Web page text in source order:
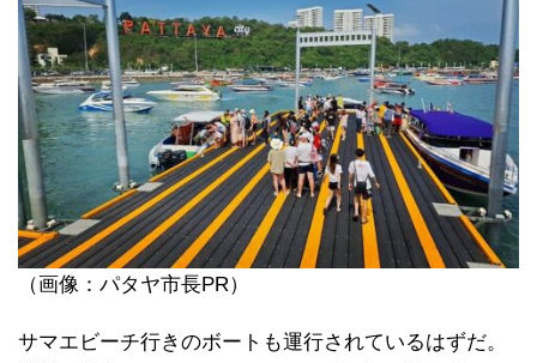
（画像：パタヤ市長PR）
サマエビーチ行きのボートも運行されているはずだ。